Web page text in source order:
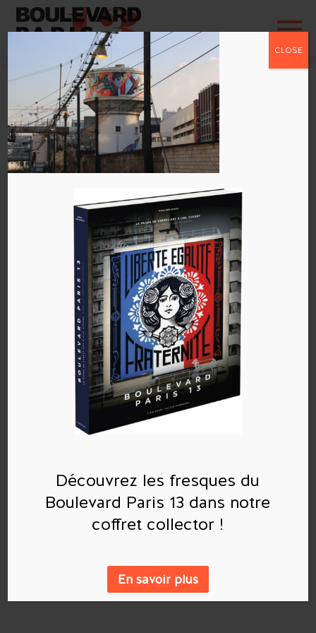
65F81456-94EB-
4336-9E1D-
B4B3BEDBE204
parBoulevard Paris 13|Mai 25, 2019
Commentaires récents
Archives
Catégories
Découvrez les fresques du
Boulevard Paris 13 dans notre
coffret collector !
En savoir plus
CLOSE